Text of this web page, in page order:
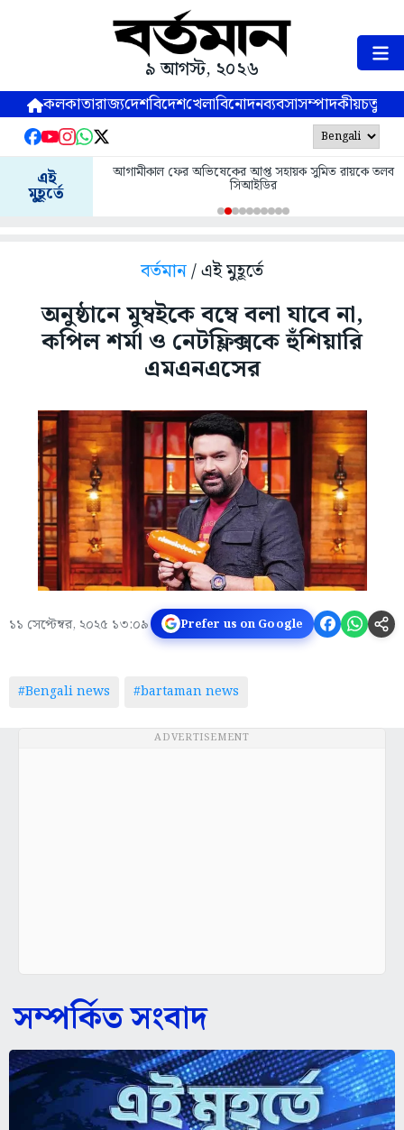
৯ আগস্ট, ২০২৬
কলকাতারাজ্যদেশবিদেশখেলাবিনোদনব্যবসাসম্পাদকীয়
এই
মুহূর্তে
আগামীকাল ফের অভিষেকের আপ্ত সহায়ক সুমিত রায়কে তলব
সিআইডির
বর্তমান/ এই মুহূর্তে
অনুষ্ঠানে মুম্বইকে বম্বে বলা যাবে না,
কপিল শর্মা ও নেটফ্লিক্সকে হুঁশিয়ারি
এমএনএসের
১১ সেপ্টেম্বর, ২০২৫ ১৩:০৯ Prefer us on Google
#Bengali news #bartaman news
ADVERTISEMENT
সম্পর্কিত সংবাদ